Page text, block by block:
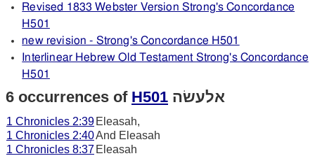
Revised 1833 Webster Version Strong's Concordance
H501
new revision - Strong's Concordance H501
Interlinear Hebrew Old Testament Strong's Concordance
H501
6 occurrences of H501 אלעשׂה
1 Chronicles 2:39 Eleasah,
1 Chronicles 2:40And Eleasah
1 Chronicles 8:37 Eleasah